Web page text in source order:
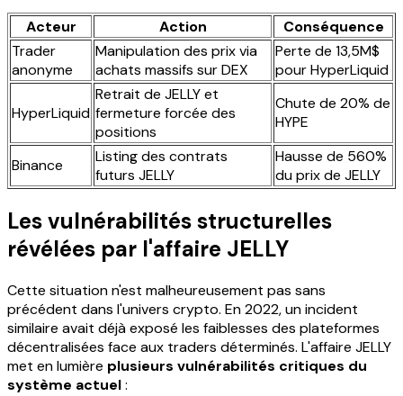
Acteur
Action
Conséquence
Trader
anonyme
Manipulation des prix via
achats massifs sur DEX
Perte de 13,5M$
pour HyperLiquid
HyperLiquid
Retrait de JELLY et
fermeture forcée des
positions
Chute de 20% de
HYPE
Binance
Listing des contrats
futurs JELLY
Hausse de 560%
du prix de JELLY
Les vulnérabilités structurelles
révélées par l'affaire JELLY
Cette situation n'est malheureusement pas sans
précédent dans l'univers crypto. En 2022, un incident
similaire avait déjà exposé les faiblesses des plateformes
décentralisées face aux traders déterminés. L'affaire JELLY
met en lumière plusieurs vulnérabilités critiques du
système actuel: